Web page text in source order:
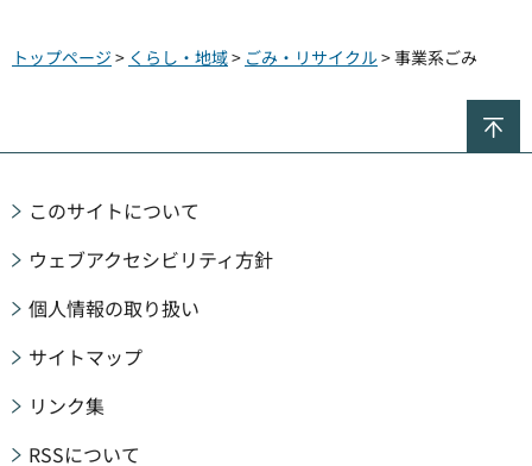
トップページ > くらし・地域> ごみ・リサイクル> 事業系ごみ
このサイトについて
ウェブアクセシビリティ方針
個人情報の取り扱い
サイトマップ
リンク集
RSSについて